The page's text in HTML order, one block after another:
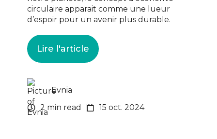
circulaire apparait comme une lueur
d’espoir pour un avenir plus durable.
Lire l'article
Evnia
2 min read
15 oct. 2024